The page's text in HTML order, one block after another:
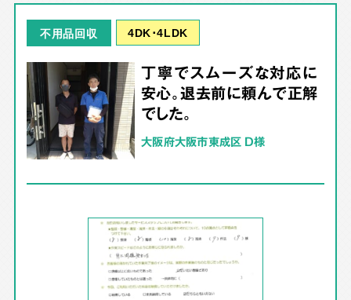
不用品回収 4DK･4LDK
丁寧でスムーズな対応に
安心。退去前に頼んで正解
でした。
大阪府大阪市東成区 D様